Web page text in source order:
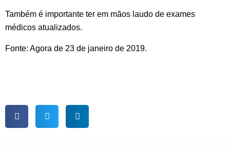
Também é importante ter em mãos laudo de exames
médicos atualizados.
Fonte: Agora de 23 de janeiro de 2019.